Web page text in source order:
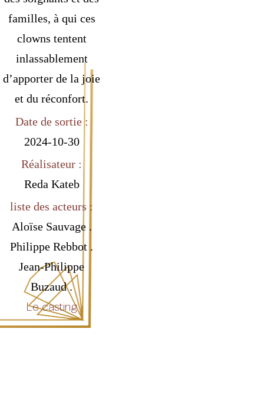
familles, à qui ces
clowns tentent
inlassablement
d’apporter de la joie
et du réconfort.
Date de sortie :
2024-10-30
Réalisateur :
Reda Kateb
liste des acteurs :
Aloïse Sauvage .
Philippe Rebbot .
Jean-Philippe
Buzaud .
Le casting